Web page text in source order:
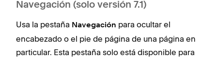
Navegación (solo versión 7.1)
Usa la pestaña Navegación para ocultar el
encabezado o el pie de página de una página en
particular. Esta pestaña solo está disponible para